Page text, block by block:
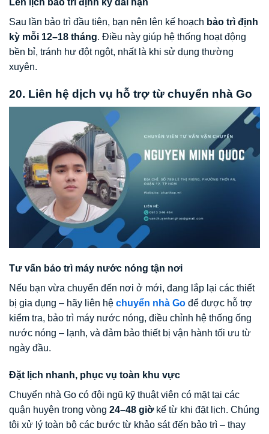
Sau lần bảo trì đầu tiên, bạn nên lên kế hoạch bảo trì định
kỳ mỗi 12–18 tháng. Điều này giúp hệ thống hoạt động
bền bỉ, tránh hư đột ngột, nhất là khi sử dụng thường
xuyên.
20. Liên hệ dịch vụ hỗ trợ từ chuyển nhà Go
Tư vấn bảo trì máy nước nóng tận nơi
Nếu bạn vừa chuyển đến nơi ở mới, đang lắp lại các thiết
bị gia dụng – hãy liên hệ chuyển nhà Go để được hỗ trợ
kiểm tra, bảo trì máy nước nóng, điều chỉnh hệ thống ống
nước nóng – lạnh, và đảm bảo thiết bị vận hành tối ưu từ
ngày đầu.
Đặt lịch nhanh, phục vụ toàn khu vực
Chuyển nhà Go có đội ngũ kỹ thuật viên có mặt tại các
quận huyện trong vòng 24–48 giờkể từ khi đặt lịch. Chúng
tôi xử lý toàn bộ các bước từ khảo sát đến bảo trì – thay